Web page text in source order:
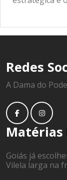
Redes
A Dama do
Matérias
Goiás já
Vilela larga na